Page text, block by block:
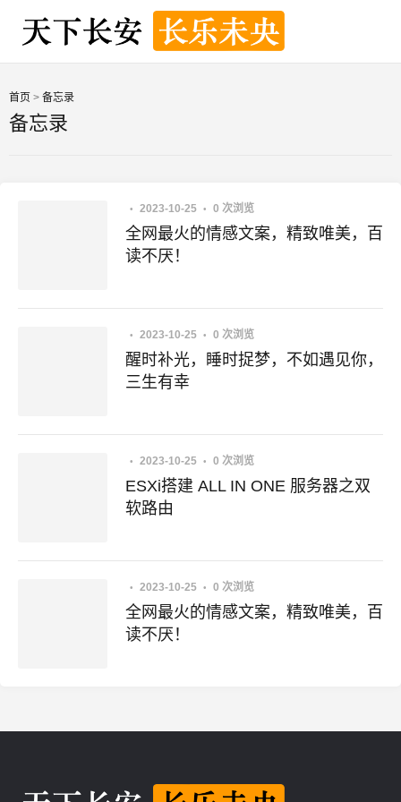
首页 > 备忘录
备忘录
2023-10-25 0 次浏览
全网最火的情感文案，精致唯美，百
读不厌！
2023-10-25 0 次浏览
醒时补光，睡时捉梦，不如遇见你，
三生有幸
2023-10-25 0 次浏览
ESXi搭建 ALL IN ONE 服务器之双
软路由
2023-10-25 0 次浏览
全网最火的情感文案，精致唯美，百
读不厌！